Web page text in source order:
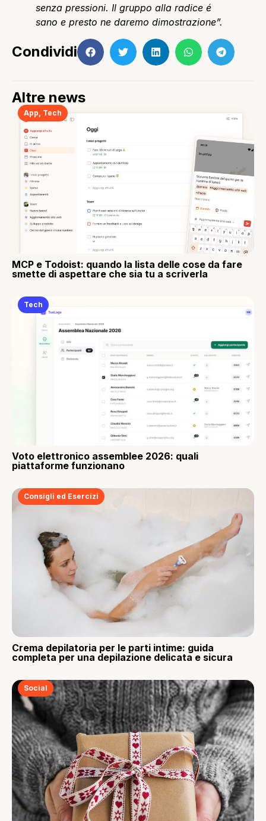
senza pressioni. Il gruppo alla radice é
sano e presto ne daremo dimostrazione”.
Condividi
Altre news
App Tech
MCP e Todoist: quando la lista delle cose da fare
smette di aspettare che sia tu a scriverla
Tech
Voto elettronico assemblee 2026: quali
piattaforme funzionano
Consigli ed Esercizi
Crema depilatoria per le parti intime: guida
completa per una depilazione delicata e sicura
Social